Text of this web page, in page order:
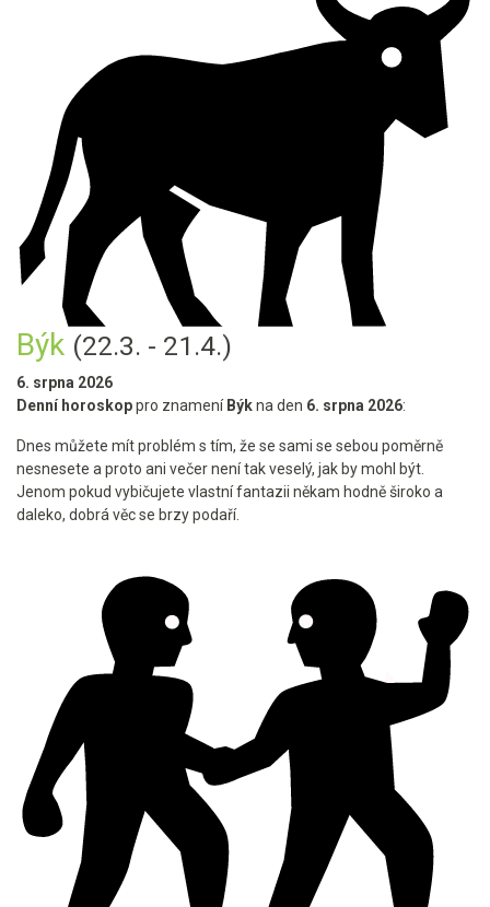
Býk (22.3. - 21.4.)
6. srpna 2026
Denní horoskoppro znamení Býkna den 6. srpna 2026:
Dnes můžete mít problém s tím, že se sami se sebou poměrně
nesnesete a proto ani večer není tak veselý, jak by mohl být.
Jenom pokud vybičujete vlastní fantazii někam hodně široko a
daleko, dobrá věc se brzy podaří.